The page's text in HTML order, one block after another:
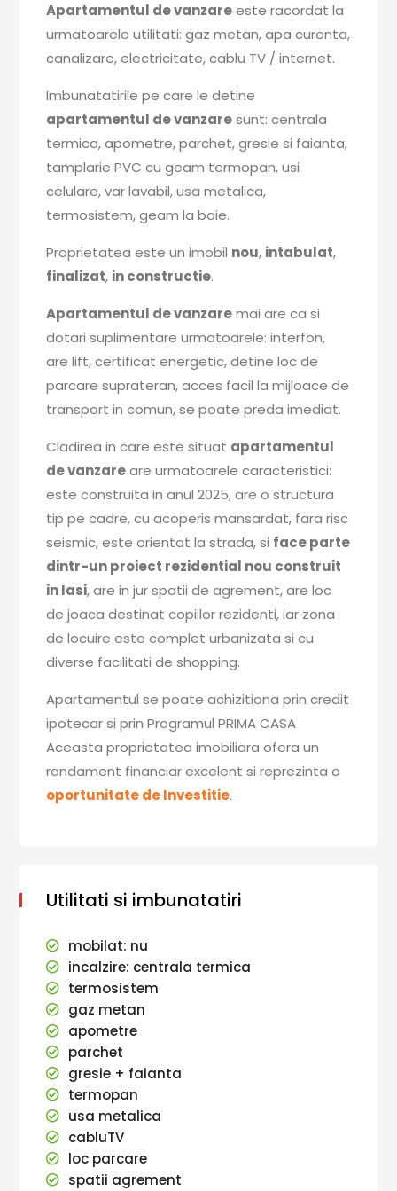
Apartamentul de vanzareeste racordat la
urmatoarele utilitati: gaz metan, apa curenta,
canalizare, electricitate, cablu TV / internet.
Imbunatatirile pe care le detine
apartamentul de vanzaresunt: centrala
termica, apometre, parchet, gresie si faianta,
tamplarie PVC cu geam termopan, usi
celulare, var lavabil, usa metalica,
termosistem, geam la baie.
Proprietatea este un imobil nou, intabulat,
finalizat, in constructie.
Apartamentul de vanzaremai are ca si
dotari suplimentare urmatoarele: interfon,
are lift, certificat energetic, detine loc de
parcare suprateran, acces facil la mijloace de
transport in comun, se poate preda imediat.
Cladirea in care este situat apartamentul
de vanzareare urmatoarele caracteristici:
este construita in anul 2025, are o structura
tip pe cadre, cu acoperis mansardat, fara risc
seismic, este orientat la strada, si face parte
dintr-un proiect rezidential nou construit
in Iasi, are in jur spatii de agrement, are loc
de joaca destinat copiilor rezidenti, iar zona
de locuire este complet urbanizata si cu
diverse facilitati de shopping.
Apartamentul se poate achizitiona prin credit
ipotecar si prin Programul PRIMA CASA
Aceasta proprietatea imobiliara ofera un
randament financiar excelent si reprezinta o
oportunitate de Investitie.
Utilitati si imbunatatiri
mobilat: nu
incalzire: centrala termica
termosistem
gaz metan
apometre
parchet
gresie + faianta
termopan
usa metalica
cabluTV
loc parcare
spatii agrement